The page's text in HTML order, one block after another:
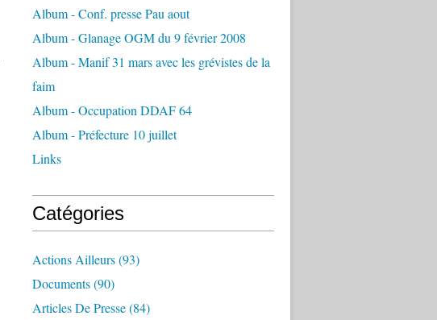
Album - Conf. presse Pau aout
Album - Glanage OGM du 9 février 2008
Album - Manif 31 mars avec les grévistes de la
faim
Album - Occupation DDAF 64
Album - Préfecture 10 juillet
Links
Catégories
Actions Ailleurs(93)
Documents(90)
Articles De Presse(84)